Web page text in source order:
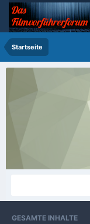
Startseite
GESAMTE INHALTE